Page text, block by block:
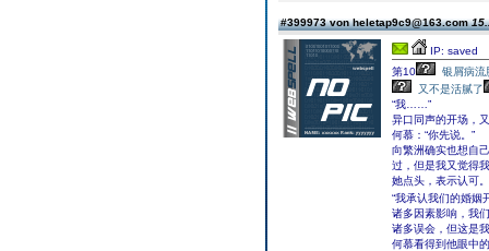
#399973 von heletap9c9@163.com
IP: saved
第10
银屑病流
又不是活腻了
“我……”
异口同声的开场，
何慕：“你先说。”
向繁洲确实也想自
过，但是我又觉得
她点头，表示认可。
“我承认我们的婚姻
诸多因素影响，我
诸多误会，但这是
何慕看得到他眼中